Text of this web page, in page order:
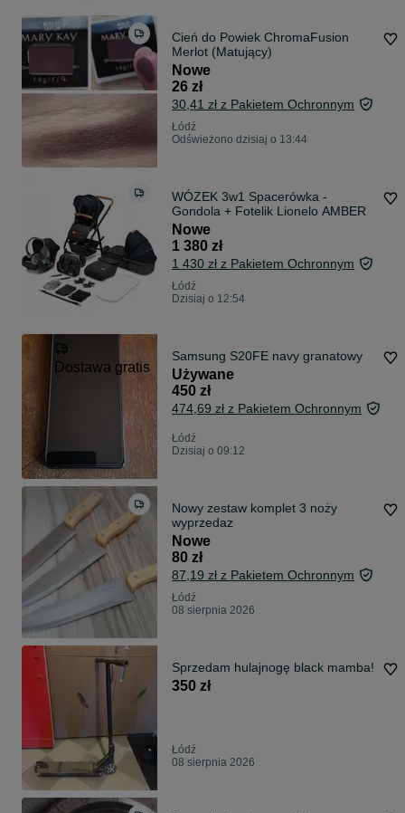
Cień do Powiek ChromaFusion
Merlot (Matujący)
Nowe
26 zł
30,41 zł z Pakietem Ochronnym
Łódź
Odświeżono dzisiaj o 13:44
WÓZEK 3w1 Spacerówka -
Gondola + Fotelik Lionelo AMBER
Nowe
1 380 zł
1 430 zł z Pakietem Ochronnym
Łódź
Dzisiaj o 12:54
Dostawa gratis
Samsung S20FE navy granatowy
Używane
450 zł
474,69 zł z Pakietem Ochronnym
Łódź
Dzisiaj o 09:12
Nowy zestaw komplet 3 noży
wyprzedaz
Nowe
80 zł
87,19 zł z Pakietem Ochronnym
Łódź
08 sierpnia 2026
Sprzedam hulajnogę black mamba!
350 zł
Łódź
08 sierpnia 2026